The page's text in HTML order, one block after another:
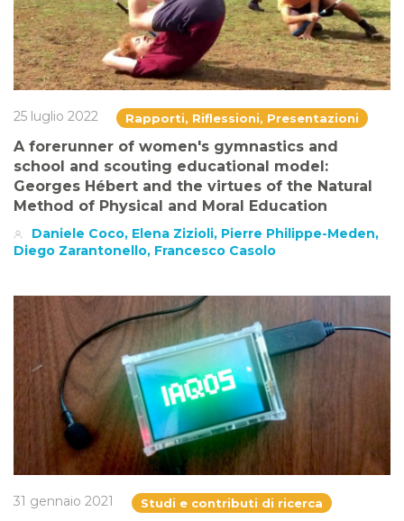
25 luglio 2022 Rapporti, Riflessioni, Presentazioni
A forerunner of women's gymnastics and
school and scouting educational model:
Georges Hébert and the virtues of the Natural
Method of Physical and Moral Education
Daniele Coco, Elena Zizioli, Pierre Philippe-Meden,
Diego Zarantonello, Francesco Casolo
31 gennaio 2021 Studi e contributi di ricerca